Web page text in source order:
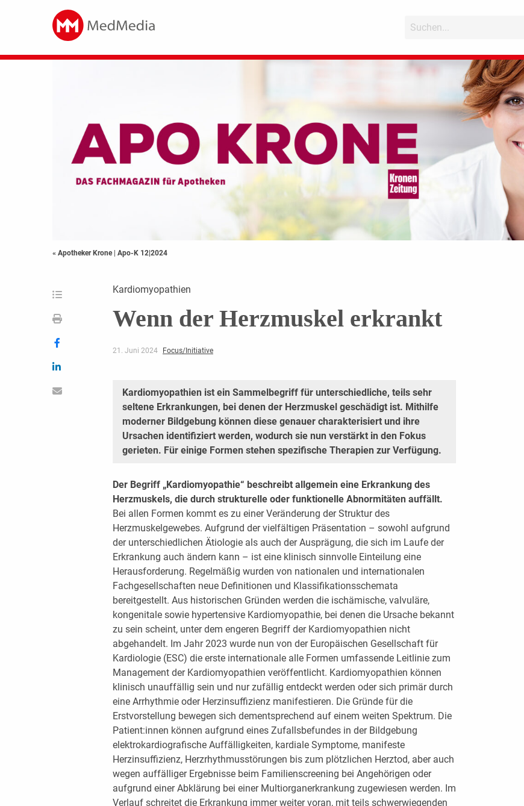
« Apotheker Krone | Apo-K 12|2024
Kardiomyopathien
Wenn der Herzmuskel erkrankt
21. Juni 2024 Focus/Initiative
Kardiomyopathien ist ein Sammelbegriff für unterschiedliche, teils sehr
seltene Erkrankungen, bei denen der Herzmuskel geschädigt ist. Mithilfe
moderner Bildgebung können diese genauer charakterisiert und ihre
Ursachen identifiziert werden, wodurch sie nun verstärkt in den Fokus
gerieten. Für einige Formen stehen spezifische Therapien zur Verfügung.
Der Begriff „Kardiomyopathie“ beschreibt allgemein eine Erkrankung des
Herzmuskels, die durch strukturelle oder funktionelle Abnormitäten auffällt.
Bei allen Formen kommt es zu einer Veränderung der Struktur des
Herzmuskelgewebes. Aufgrund der vielfältigen Präsentation – sowohl aufgrund
der unterschiedlichen Ätiologie als auch der Ausprägung, die sich im Laufe der
Erkrankung auch ändern kann – ist eine klinisch sinnvolle Einteilung eine
Herausforderung. Regelmäßig wurden von nationalen und internationalen
Fachgesellschaften neue Definitionen und Klassifikationsschemata
bereitgestellt. Aus historischen Gründen werden die ischämische, valvuläre,
kongenitale sowie hypertensive Kardiomyopathie, bei denen die Ursache bekannt
zu sein scheint, unter dem engeren Begriff der Kardiomyopathien nicht
abgehandelt. Im Jahr 2023 wurde nun von der Europäischen Gesellschaft für
Kardiologie (ESC) die erste internationale alle Formen umfassende Leitlinie zum
Management der Kardiomyopathien veröffentlicht. Kardiomyopathien können
klinisch unauffällig sein und nur zufällig entdeckt werden oder sich primär durch
eine Arrhythmie oder Herzinsuffizienz manifestieren. Die Gründe für die
Erstvorstellung bewegen sich dementsprechend auf einem weiten Spektrum. Die
Patient:innen können aufgrund eines Zufallsbefundes in der Bildgebung
elektrokardiografische Auffälligkeiten, kardiale Symptome, manifeste
Herzinsuffizienz, Herzrhythmusstörungen bis zum plötzlichen Herztod, aber auch
wegen auffälliger Ergebnisse beim Familienscreening bei Angehörigen oder
aufgrund einer Abklärung bei einer Multiorganerkrankung zugewiesen werden. Im
Verlauf schreitet die Erkrankung immer weiter voran, mit teils schwerwiegenden